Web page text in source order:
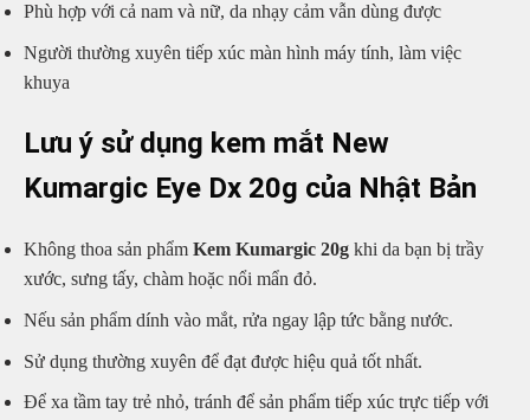
Phù hợp với cả nam và nữ, da nhạy cảm vẫn dùng được
Người thường xuyên tiếp xúc màn hình máy tính, làm việc
khuya
Lưu ý sử dụng kem mắt New
Kumargic Eye Dx 20g của Nhật Bản
Không thoa sản phẩm Kem Kumargic 20g khi da bạn bị trầy
xước, sưng tấy, chàm hoặc nổi mẩn đỏ.
Nếu sản phẩm dính vào mắt, rửa ngay lập tức bằng nước.
Sử dụng thường xuyên để đạt được hiệu quả tốt nhất.
Để xa tầm tay trẻ nhỏ, tránh để sản phẩm tiếp xúc trực tiếp với